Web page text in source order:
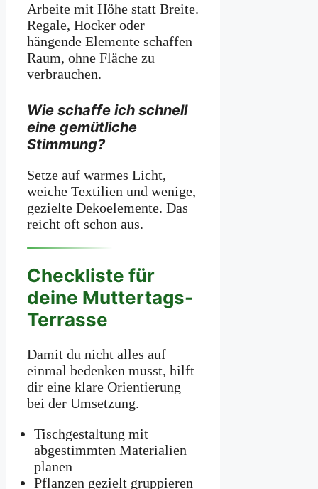
Arbeite mit Höhe statt Breite.
Regale, Hocker oder
hängende Elemente schaffen
Raum, ohne Fläche zu
verbrauchen.
Wie schaffe ich schnell
eine gemütliche
Stimmung?
Setze auf warmes Licht,
weiche Textilien und wenige,
gezielte Dekoelemente. Das
reicht oft schon aus.
Checkliste für
deine Muttertags-
Terrasse
Damit du nicht alles auf
einmal bedenken musst, hilft
dir eine klare Orientierung
bei der Umsetzung.
Tischgestaltung mit
abgestimmten Materialien
planen
Pflanzen gezielt gruppieren